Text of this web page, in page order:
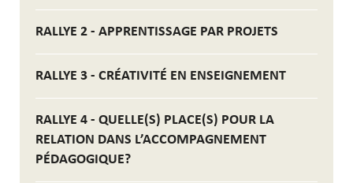
RALLYE 2 - APPRENTISSAGE PAR PROJETS
RALLYE 3 - CRÉATIVITÉ EN ENSEIGNEMENT
RALLYE 4 - QUELLE(S) PLACE(S) POUR LA
RELATION DANS L’ACCOMPAGNEMENT
PÉDAGOGIQUE?